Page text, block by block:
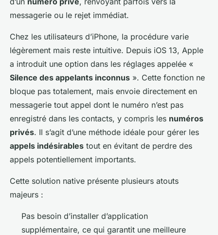
messagerie ou le rejet immédiat.
Chez les utilisateurs d’iPhone, la procédure varie
légèrement mais reste intuitive. Depuis iOS 13, Apple
a introduit une option dans les réglages appelée «
Silence des appelants inconnus ». Cette fonction ne
bloque pas totalement, mais envoie directement en
messagerie tout appel dont le numéro n’est pas
enregistré dans les contacts, y compris les numéros
privés. Il s’agit d’une méthode idéale pour gérer les
appels indésirables tout en évitant de perdre des
appels potentiellement importants.
Cette solution native présente plusieurs atouts
majeurs :
Pas besoin d’installer d’application
supplémentaire, ce qui garantit une meilleure